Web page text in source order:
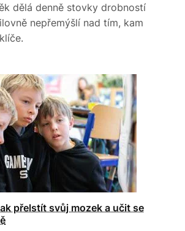
dělá denně stovky drobností
nepřemýšlí nad tím, kam
přelstít svůj mozek a učit se